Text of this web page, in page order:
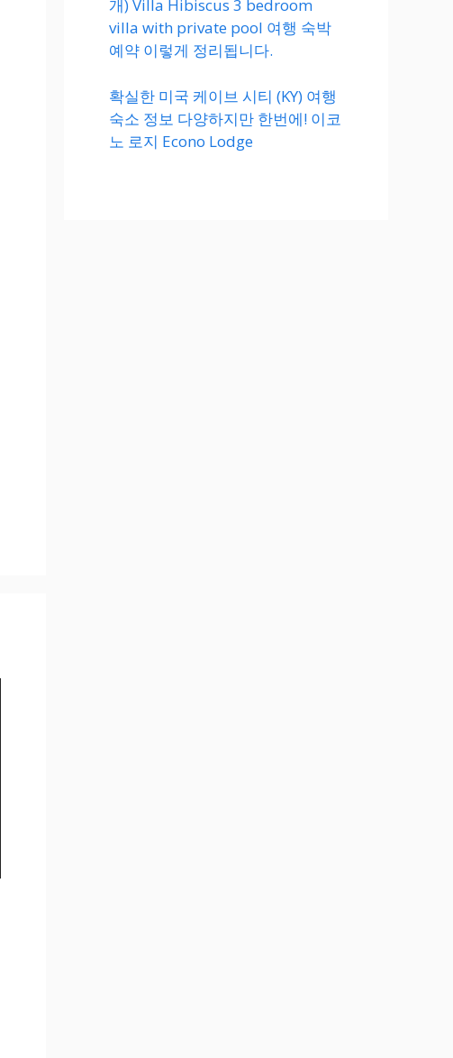
개) Villa Hibiscus 3 bedroom
villa with private pool 여행 숙박
예약 이렇게 정리됩니다.
확실한 미국 케이브 시티 (KY) 여행
숙소 정보 다양하지만 한번에! 이코
노 로지 Econo Lodge